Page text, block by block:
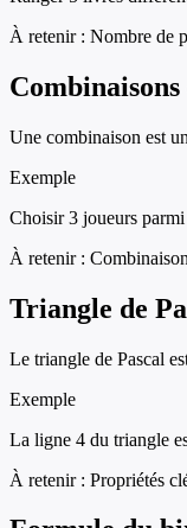
À retenir : Nombre de
Une combinaison est
Exemple
Choisir 3 joueurs
À retenir :
Triangle de
Le triangle de Pascal
Exemple
La ligne 4 du triangle
À retenir : Propriétés